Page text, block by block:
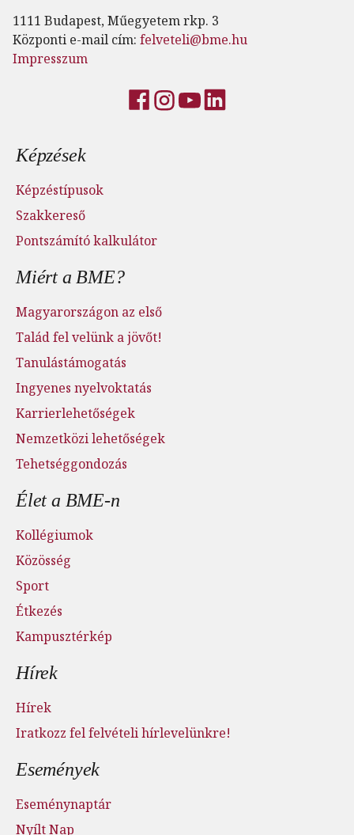
1111 Budapest, Műegyetem rkp. 3
Központi e-mail cím: felveteli@bme.hu
Impresszum
Lábléc menü
Képzések
Képzéstípusok
Szakkereső
Pontszámító kalkulátor
Miért a BME?
Magyarországon az első
Talád fel velünk a jövőt!
Tanulástámogatás
Ingyenes nyelvoktatás
Karrierlehetőségek
Nemzetközi lehetőségek
Tehetséggondozás
Élet a BME-n
Kollégiumok
Közösség
Sport
Étkezés
Kampusztérkép
Hírek
Hírek
Iratkozz fel felvételi hírlevelünkre!
Események
Eseménynaptár
Nyílt Nap